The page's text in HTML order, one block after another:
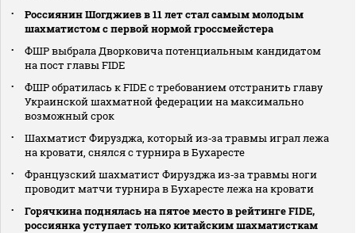
Россиянин Шогджиев в 11 лет стал самым молодым
шахматистом с первой нормой гроссмейстера
ФШР выбрала Дворковича потенциальным кандидатом
на пост главы FIDE
ФШР обратилась к FIDE с требованием отстранить главу
Украинской шахматной федерации на максимально
возможный срок
Шахматист Фирузджа, который из‑за травмы играл лежа
на кровати, снялся с турнира в Бухаресте
Французский шахматист Фирузджа из‑за травмы ноги
проводит матчи турнира в Бухаресте лежа на кровати
Горячкина поднялась на пятое место в рейтинге FIDE,
россиянка уступает только китайским шахматисткам